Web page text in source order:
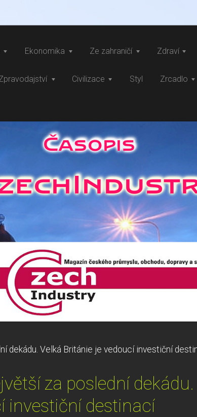
Ekonomika Ze zahraničí Zdraví
Civilizace Styl Zrcadlo
dekádu. Velká Británie je vedoucí investiční
za poslední dekádu.
investiční destinací